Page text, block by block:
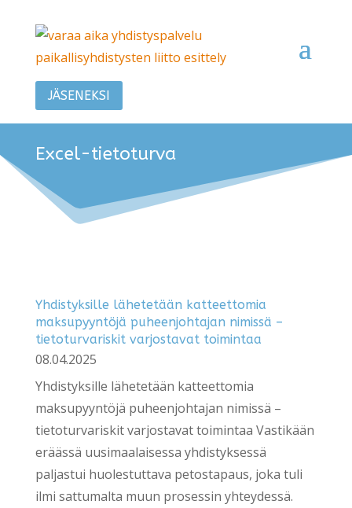
JÄSENEKSI
Excel-tietoturva
Yhdistyksille lähetetään katteettomia
maksupyyntöjä puheenjohtajan nimissä –
tietoturvariskit varjostavat toimintaa
08.04.2025
Yhdistyksille lähetetään katteettomia
maksupyyntöjä puheenjohtajan nimissä –
tietoturvariskit varjostavat toimintaa Vastikään
eräässä uusimaalaisessa yhdistyksessä
paljastui huolestuttava petostapaus, joka tuli
ilmi sattumalta muun prosessin yhteydessä.